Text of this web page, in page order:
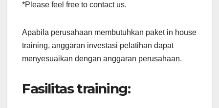
*Please feel free to contact us.
Apabila perusahaan membutuhkan paket in house
training, anggaran investasi pelatihan dapat
menyesuaikan dengan anggaran perusahaan.
Fasilitas training: